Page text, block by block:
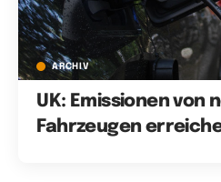
ARCHIV
UK: Emissionen von
Fahrzeugen